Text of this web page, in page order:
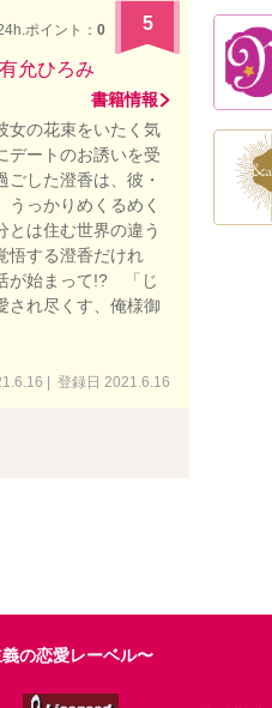
ポイント： 0 5
有允ひろみ
書籍情報
女の花束をいたく気
デートのお誘いを受
した澄香は、彼・
っかりめくるめく
とは住む世界の違う
する澄香だけれ
が始まって!? 「じ
され尽くす、俺様御
| 登録日 2021.6.16
の恋愛レーベル〜